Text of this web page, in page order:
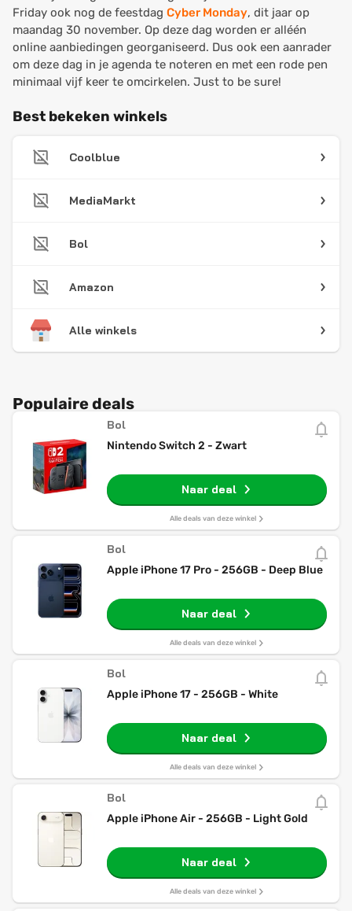
Friday ook nog de feestdag Cyber Monday, dit jaar op
maandag 30 november. Op deze dag worden er alléén
online aanbiedingen georganiseerd. Dus ook een aanrader
om deze dag in je agenda te noteren en met een rode pen
minimaal vijf keer te omcirkelen. Just to be sure!
Best bekeken winkels
Coolblue
MediaMarkt
Bol
Amazon
Alle winkels
Populaire deals
Bol
Nintendo Switch 2 - Zwart
Naar deal
Alle deals van deze winkel
Bol
Apple iPhone 17 Pro - 256GB - Deep Blue
Naar deal
Alle deals van deze winkel
Bol
Apple iPhone 17 - 256GB - White
Naar deal
Alle deals van deze winkel
Bol
Apple iPhone Air - 256GB - Light Gold
Naar deal
Alle deals van deze winkel